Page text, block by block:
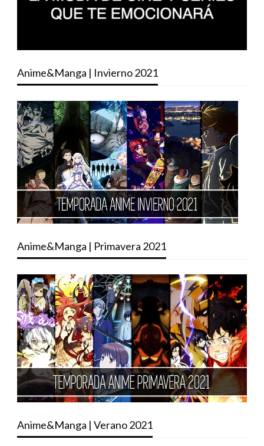
Anime&Manga | Invierno 2021
Anime&Manga | Primavera 2021
Anime&Manga | Verano 2021